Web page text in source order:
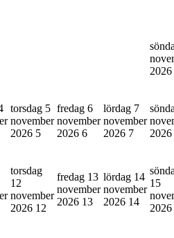
2026
torsdag 5
november
2026 5
fredag 6
november
2026 6
lördag 7
november
2026 7
2026
torsdag
12
november
2026 12
fredag 13
november
2026 13
lördag 14
november
2026 14
15
2026